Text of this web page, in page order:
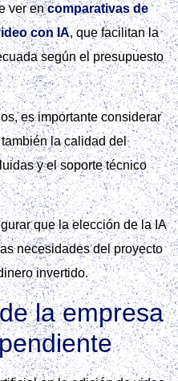
ver encomparativas de
con IA, que facilitan la
según el presupuesto
es importante considerar
la calidad del
y el soporte técnico
que la elección de la IA
necesidades del proyecto
invertido.
la empresa